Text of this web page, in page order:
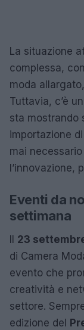
La situazione
complessa,
moda
Tuttavia, c’è
sta mostrando
importazione
mai
l’innovazione,
Eventi da
settimana
Il 23
di Camera
evento che
creatività e
settore.
edizione del